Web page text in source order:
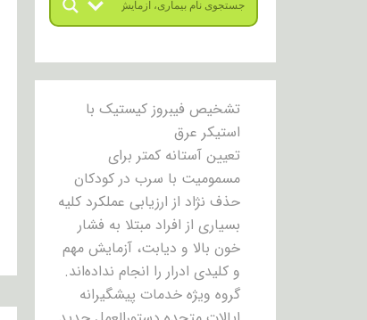
تشخیص فیبروز کیستیک با
استیکر عرق
تعیین آستانه کمتر برای
مسمومیت با سرب در کودکان
حذف نژاد از ارزیابی عملکرد کلیه
بسیاری از افراد مبتلا به فشار
خون بالا و دیابت، آزمایش مهم
و کلیدی ادرار را انجام نداده‌اند.
گروه ویژه خدمات پیشگیرانه